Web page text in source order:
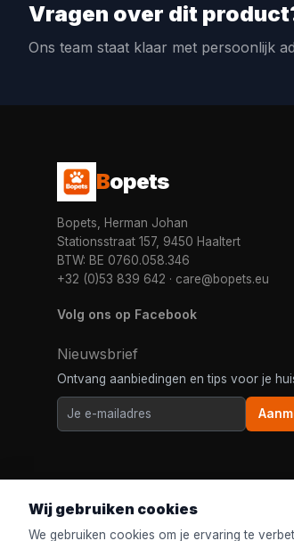
Vragen over dit
Ons team staat klaar met persoonlijk
Bopets
Bopets, Herman Johan
Stationsstraat 157, 9450 Haaltert
BTW: BE 0760.058.346
+32 (0)53 839 642 · care@bopets.eu
Volg ons op Facebook
Nieuwsbrief
Ontvang aanbiedingen en tips voor je
Wij gebruiken cookies
We gebruiken cookies om je ervaring te